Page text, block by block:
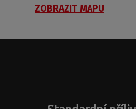
ZOBRAZIT MAPU